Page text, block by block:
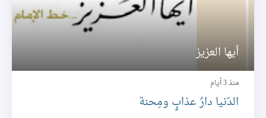
أيها العزيز
منذ 3 أيام
الدّنيا دارُ عذابٍ ومِحنة